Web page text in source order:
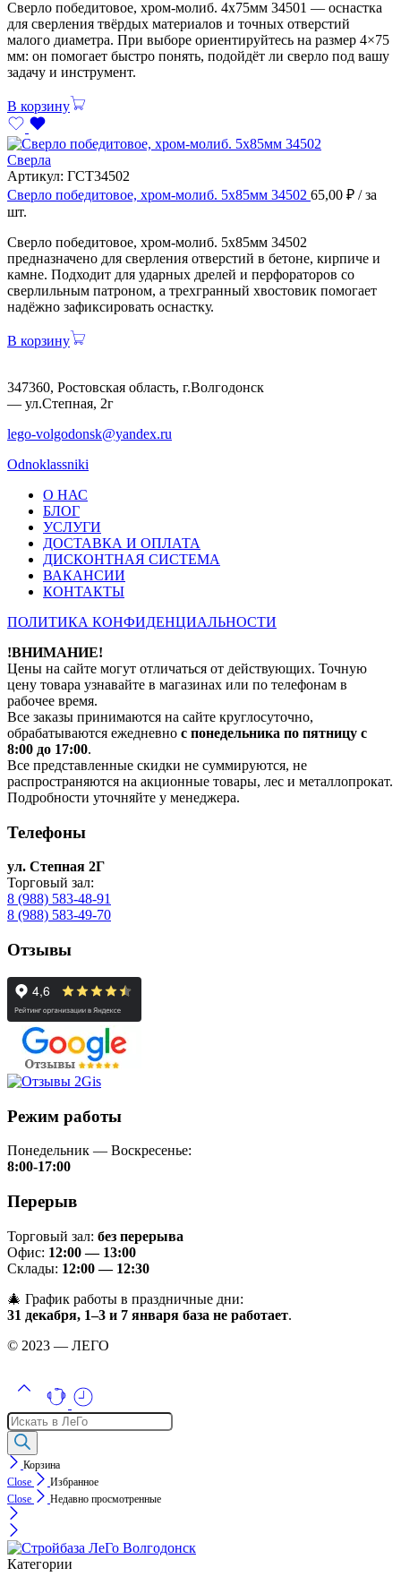
Сверло победитовое, хром-молиб. 4х75мм 34501 — оснастка
для сверления твёрдых материалов и точных отверстий
малого диаметра. При выборе ориентируйтесь на размер 4×75
мм: он помогает быстро понять, подойдёт ли сверло под вашу
задачу и инструмент.
В корзину
Сверла
Артикул: ГСТ34502
Сверло победитовое, хром-молиб. 5х85мм 34502 65,00 ₽ / за
шт.
Сверло победитовое, хром-молиб. 5х85мм 34502
предназначено для сверления отверстий в бетоне, кирпиче и
камне. Подходит для ударных дрелей и перфораторов со
сверлильным патроном, а трехгранный хвостовик помогает
надёжно зафиксировать оснастку.
В корзину
347360, Ростовская область, г.Волгодонск
— ул.Степная, 2г
lego-volgodonsk@yandex.ru
Odnoklassniki
О НАС
БЛОГ
УСЛУГИ
ДОСТАВКА И ОПЛАТА
ДИСКОНТНАЯ СИСТЕМА
ВАКАНСИИ
КОНТАКТЫ
ПОЛИТИКА КОНФИДЕНЦИАЛЬНОСТИ
!ВНИМАНИЕ!
Цены на сайте могут отличаться от действующих. Точную
цену товара узнавайте в магазинах или по телефонам в
рабочее время.
Все заказы принимаются на сайте круглосуточно,
обрабатываются ежедневно с понедельника по пятницу с
8:00 до 17:00.
Все представленные скидки не суммируются, не
распространяются на акционные товары, лес и металлопрокат.
Подробности уточняйте у менеджера.
Телефоны
ул. Степная 2Г
Торговый зал:
8 (988) 583-48-91
8 (988) 583-49-70
Отзывы
Режим работы
Понедельник — Воскресенье:
8:00-17:00
Перерыв
Торговый зал: без перерыва
Офис: 12:00 — 13:00
Склады: 12:00 — 12:30
🎄 График работы в праздничные дни:
31 декабря, 1–3 и 7 января база не работает.
© 2023 — ЛЕГО
Поиск
товаров
Корзина
Close
Избранное
Close
Недавно просмотренные
Категории